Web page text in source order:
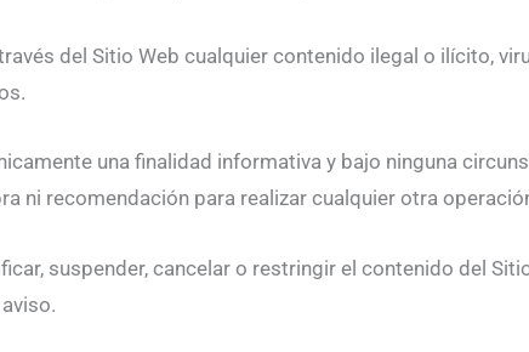
del Sitio Web cualquier contenido ilegal o ilícito,
una finalidad informativa y bajo ninguna
ni recomendación para realizar cualquier otra
suspender, cancelar o restringir el contenido del